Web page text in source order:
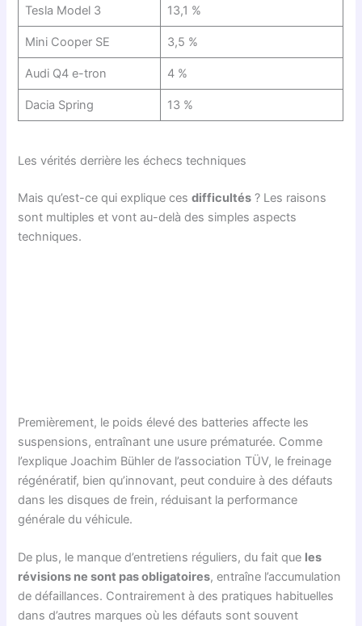
Tesla Model 3 13,1 %
Mini Cooper SE 3,5 %
Audi Q4 e-tron 4 %
Dacia Spring 13 %
Les vérités derrière les échecs techniques
Mais qu’est-ce qui explique cesdifficultés ? Les raisons
sont multiples et vont au-delà des simples aspects
techniques.
Premièrement, le poids élevé des batteries affecte les
suspensions, entraînant une usure prématurée. Comme
l’explique Joachim Bühler de l’association TÜV, le freinage
régénératif, bien qu’innovant, peut conduire à des défauts
dans les disques de frein, réduisant la performance
générale du véhicule.
De plus, le manque d’entretiens réguliers, du fait que les
révisions ne sont pas obligatoires, entraîne l’accumulation
de défaillances. Contrairement à des pratiques habituelles
dans d’autres marques où les défauts sont souvent